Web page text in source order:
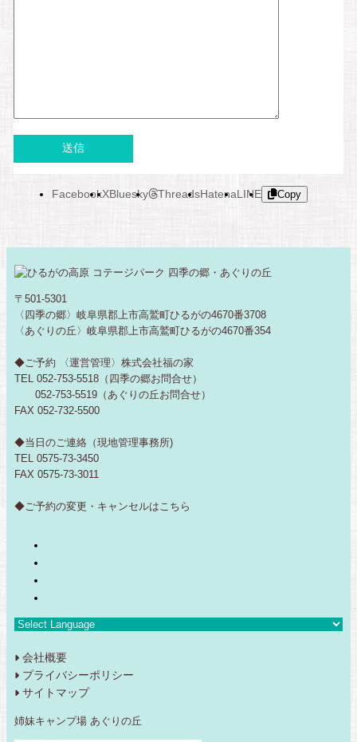
FacebookXBluesky ThreadsHatenaLINE Copy
〒501-5301
〈四季の郷〉岐阜県郡上市高鷲町ひるがの4670番3708
〈あぐりの丘〉岐阜県郡上市高鷲町ひるがの4670番354
◆ご予約 〈運営管理〉株式会社福の家
TEL 052-753-5518（四季の郷お問合せ）
052-753-5519（あぐりの丘お問合せ）
FAX 052-732-5500
◆当日のご連絡（現地管理事務所)
TEL 0575-73-3450
FAX 0575-73-3011
◆ご予約の変更・キャンセルは こちら
会社概要
プライバシーポリシー
サイトマップ
姉妹キャンプ場 あぐりの丘